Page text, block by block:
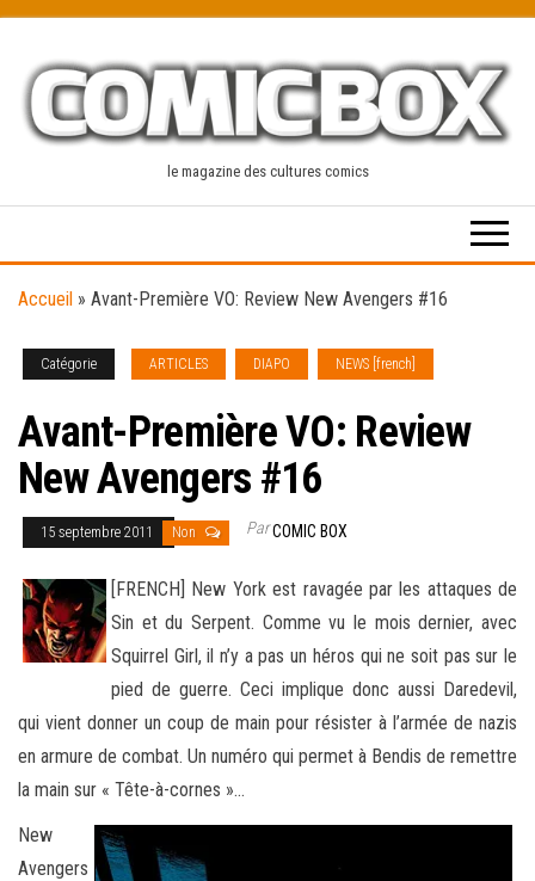
content
le magazine des cultures comics
Accueil » Avant-Première VO: Review New Avengers #16
Catégorie ARTICLES DIAPO NEWS [french]
Avant-Première VO: Review
New Avengers #16
15 septembre 2011 Non ParCOMIC BOX
[FRENCH] New York est ravagée par les attaques de
Sin et du Serpent. Comme vu le mois dernier, avec
Squirrel Girl, il n’y a pas un héros qui ne soit pas sur le
pied de guerre. Ceci implique donc aussi Daredevil,
qui vient donner un coup de main pour résister à l’armée de nazis
en armure de combat. Un numéro qui permet à Bendis de remettre
la main sur « Tête-à-cornes »…
New
Avengers